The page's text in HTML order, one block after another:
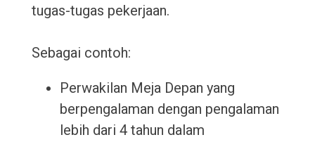
tugas-tugas pekerjaan.
Sebagai contoh:
Perwakilan Meja Depan yang
berpengalaman dengan pengalaman
lebih dari 4 tahun dalam